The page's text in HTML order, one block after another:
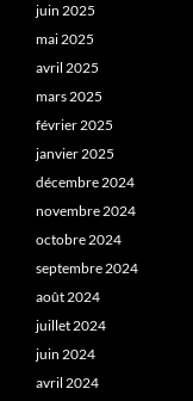
juin 2025
mai 2025
avril 2025
mars 2025
février 2025
janvier 2025
décembre 2024
novembre 2024
octobre 2024
septembre 2024
août 2024
juillet 2024
juin 2024
avril 2024